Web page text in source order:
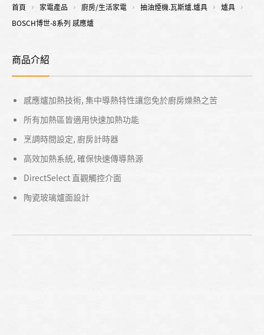
首頁 家電產品 廚房/生活家電 抽油煙機.瓦斯爐.爐具
爐具
BOSCH博世-8系列 感應爐
商品介紹
感應爐加熱技術, 集中導熱特性讓您免於廚房燥熱之苦
所有加熱區皆適用快速加熱功能
烹調時間設定, 廚房計時器
高效加熱系統, 確保快速傳導熱源
DirectSelect 直觀觸控介面
陶瓷玻璃爐面設計